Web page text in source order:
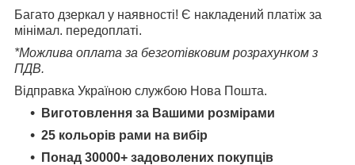
Багато дзеркал у наявності! Є накладений платіж за
мінімал. передоплаті.
*Можлива оплата за безготівковим розрахунком з
ПДВ.
Відправка Україною службою Нова Пошта.
Виготовлення за Вашими розмірами
25 кольорів рами на вибір
Понад 30000+ задоволених покупців